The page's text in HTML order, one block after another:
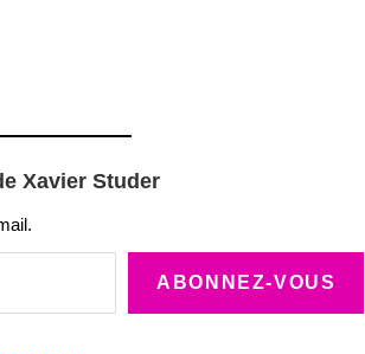
Xavier Studer
ABONNEZ-VOUS